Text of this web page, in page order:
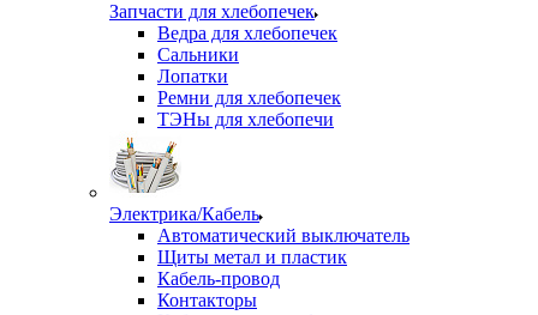
Запчасти для хлебопечек
Ведра для хлебопечек
Сальники
Лопатки
Ремни для хлебопечек
ТЭНы для хлебопечи
Электрика/Кабель
Автоматический выключатель
Щиты метал и пластик
Кабель-провод
Контакторы